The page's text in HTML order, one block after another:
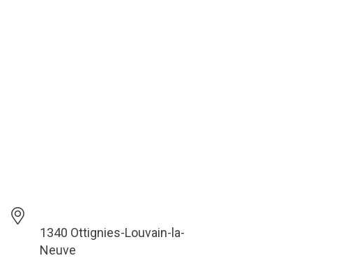
1340 Ottignies-Louvain-la-
Neuve